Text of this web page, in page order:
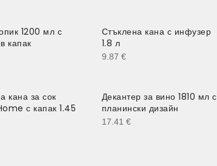
1200 мл с
капак
Стъклена кана с инфузер
1.8 л
9.87 €
кана за сок
с капак 1.45
Декантер за вино 1810 мл с
планински дизайн
17.41 €